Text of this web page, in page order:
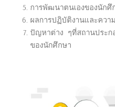
การพัฒนาตนเองของนักศึ
ผลการปฏิบัติงานและคว
ปัญหาต่าง ๆที่สถานประก
ของนักศึกษา